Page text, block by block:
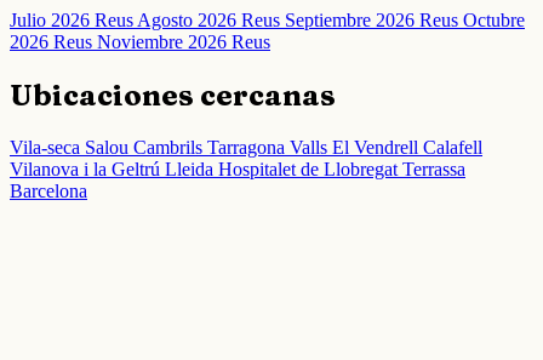
Julio 2026 ReusAgosto 2026 Reus Septiembre 2026 Reus Octubre
2026 Reus Noviembre 2026 Reus
Ubicaciones cercanas
Vila-seca Salou Cambrils Tarragona Valls El Vendrell Calafell
Vilanova i la Geltrú Lleida Hospitalet de Llobregat Terrassa
Barcelona